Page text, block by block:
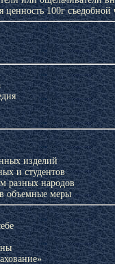
косметика
Фитоэргономика
ценность 100г
изделий
и студентов
разных народов
объемные меры